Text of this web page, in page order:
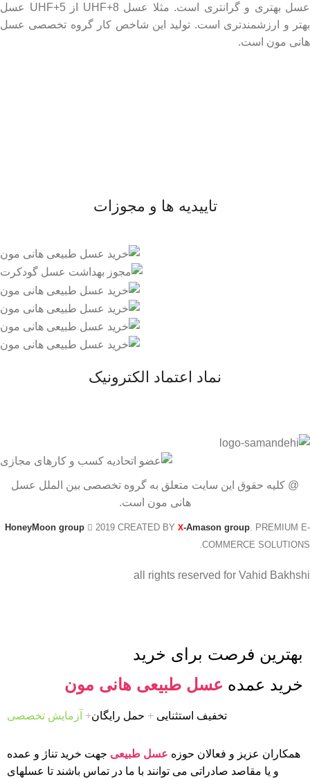
عسل بهتری و گرانتری است. مثلا عسل UHF+8 از UHF+5 عسل
بهتر و ارزشمندتری است. تولید این شاخص کار گروه تخصصی عسل
هانی مون است.
تاییدیه ها و مجوزات
نماد اعتماد الکترونیک
@ کلیه حقوق این سایت متعلق به گروه تخصصی بین الملل عسل
هانی مون است.
HoneyMoon group 2019 CREATED BY X-Amason group . PREMIUM E-
COMMERCE SOLUTIONS.
all rights reserved for Vahid Bakhshi
بهترین فرصت برای خرید
خرید عمده عسل طبیعی هانی مون
تخفیف استثنایی + حمل رایگان+ آزمایش تخصصی
همکاران عزیز و فعالان حوزه عسل طبیعی جهت خرید تناژ و عمده
و یا مقاصد صادراتی می توانند با ما در تماس باشند تا عسلهای